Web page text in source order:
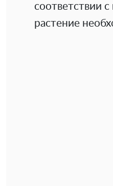
соответствии
растение